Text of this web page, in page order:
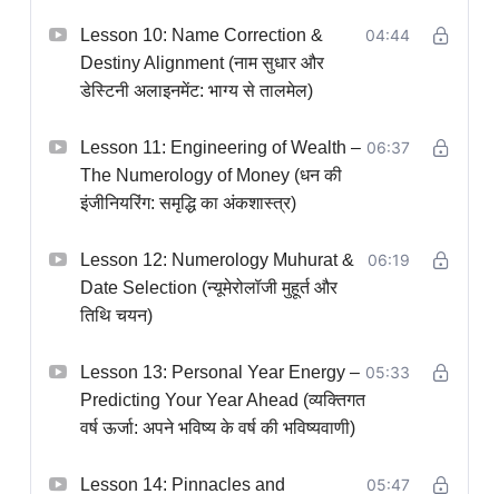
Lesson 10: Name Correction &
Destiny Alignment (नाम सुधार और
डेस्टिनी अलाइनमेंट: भाग्य से तालमेल)
04:44
Lesson 11: Engineering of Wealth –
The Numerology of Money (धन की
इंजीनियरिंग: समृद्धि का अंकशास्त्र)
06:37
Lesson 12: Numerology Muhurat &
Date Selection (न्यूमेरोलॉजी मुहूर्त और
तिथि चयन)
06:19
Lesson 13: Personal Year Energy –
Predicting Your Year Ahead (व्यक्तिगत
वर्ष ऊर्जा: अपने भविष्य के वर्ष की भविष्यवाणी)
05:33
Lesson 14: Pinnacles and 05:47